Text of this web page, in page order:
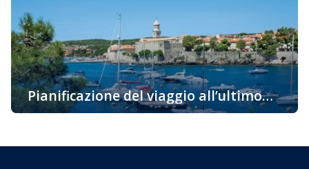
soleggiata, la cosiddetta isola d’Oro è una delle
destinazioni attraenti per i turisti grazie alla sua ricca e
variegata offerta […]
Pianificazione del viaggio all’ultimo
momento – l’isola di Krk
ci sono avventurieri a cui non importa come arrivare a